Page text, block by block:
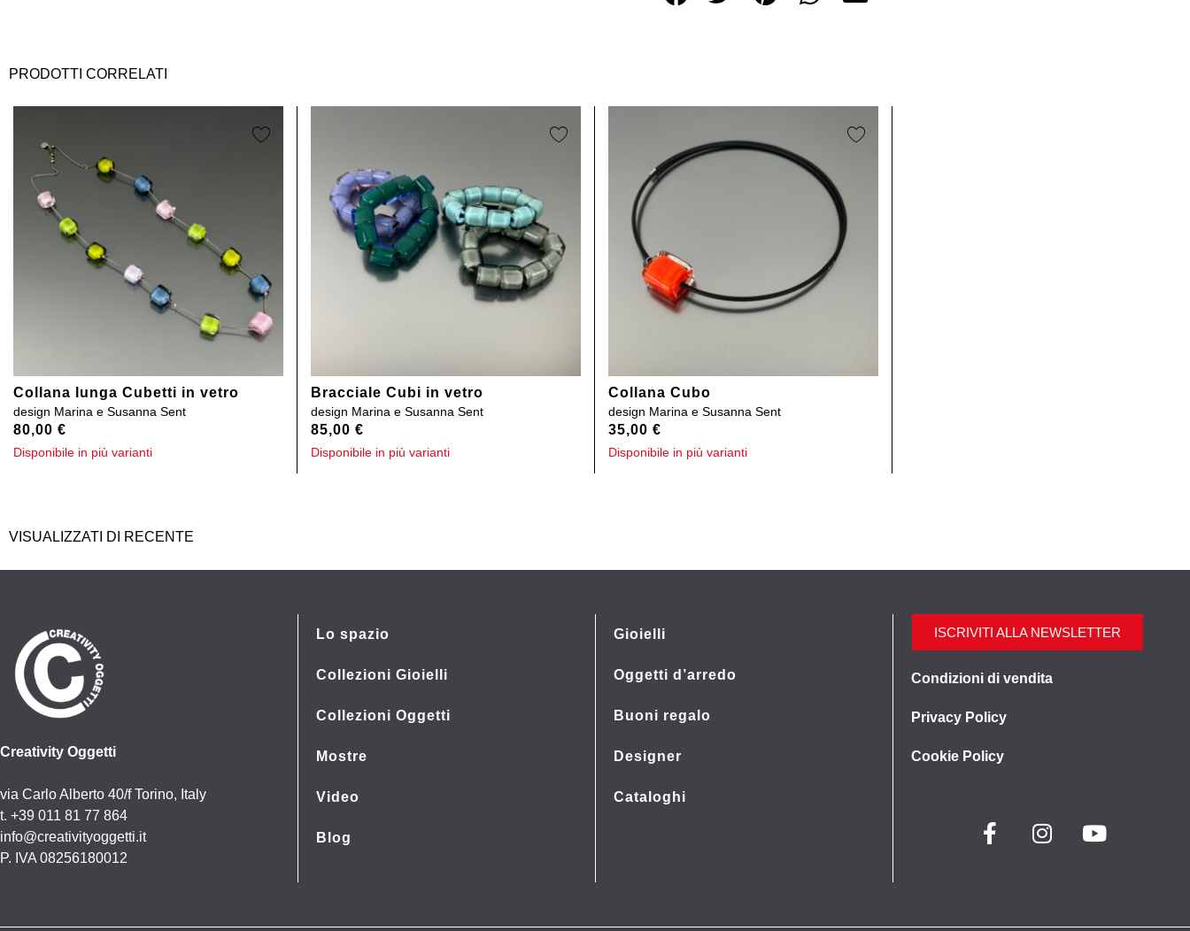
PRODOTTI CORRELATI
Collana lunga Cubetti in vetro
design Marina e Susanna Sent
80,00 €
Disponibile in più varianti
Bracciale Cubi in vetro
design Marina e Susanna Sent
85,00 €
Disponibile in più varianti
Collana Cubo
design Marina e Susanna Sent
35,00 €
Disponibile in più varianti
VISUALIZZATI DI RECENTE
Creativity Oggetti
via Carlo Alberto 40/f Torino, Italy
t. +39 011 81 77 864
info@creativityoggetti.it
P. IVA 08256180012
Lo spazio
Collezioni Gioielli
Collezioni Oggetti
Mostre
Video
Blog
Gioielli
Oggetti d’arredo
Buoni regalo
Designer
Cataloghi
ISCRIVITI ALLA NEWSLETTER
Condizioni di vendita
Privacy Policy
Cookie Policy